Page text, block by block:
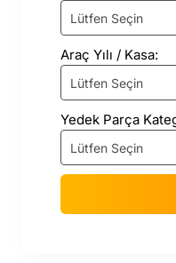
Araç Yılı / Kasa:
Yedek Parça